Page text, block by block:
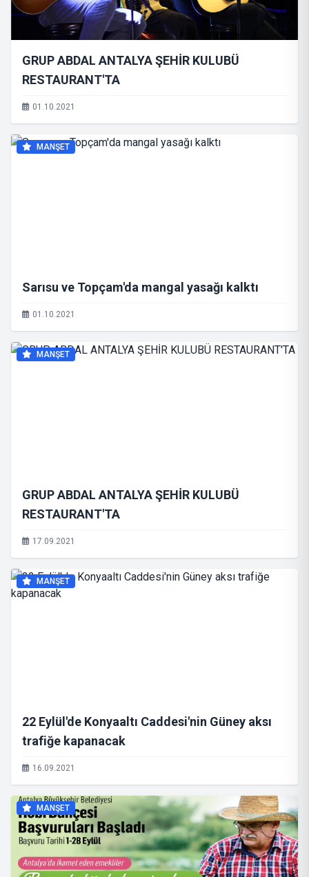
GRUP ABDAL ANTALYA ŞEHİR KULUBÜ
RESTAURANT'TA
01.10.2021
MANŞET
Sarısu ve Topçam'da mangal yasağı kalktı
01.10.2021
MANŞET
GRUP ABDAL ANTALYA ŞEHİR KULUBÜ
RESTAURANT'TA
17.09.2021
MANŞET
22 Eylül'de Konyaaltı Caddesi'nin Güney aksı
trafiğe kapanacak
16.09.2021
MANŞET